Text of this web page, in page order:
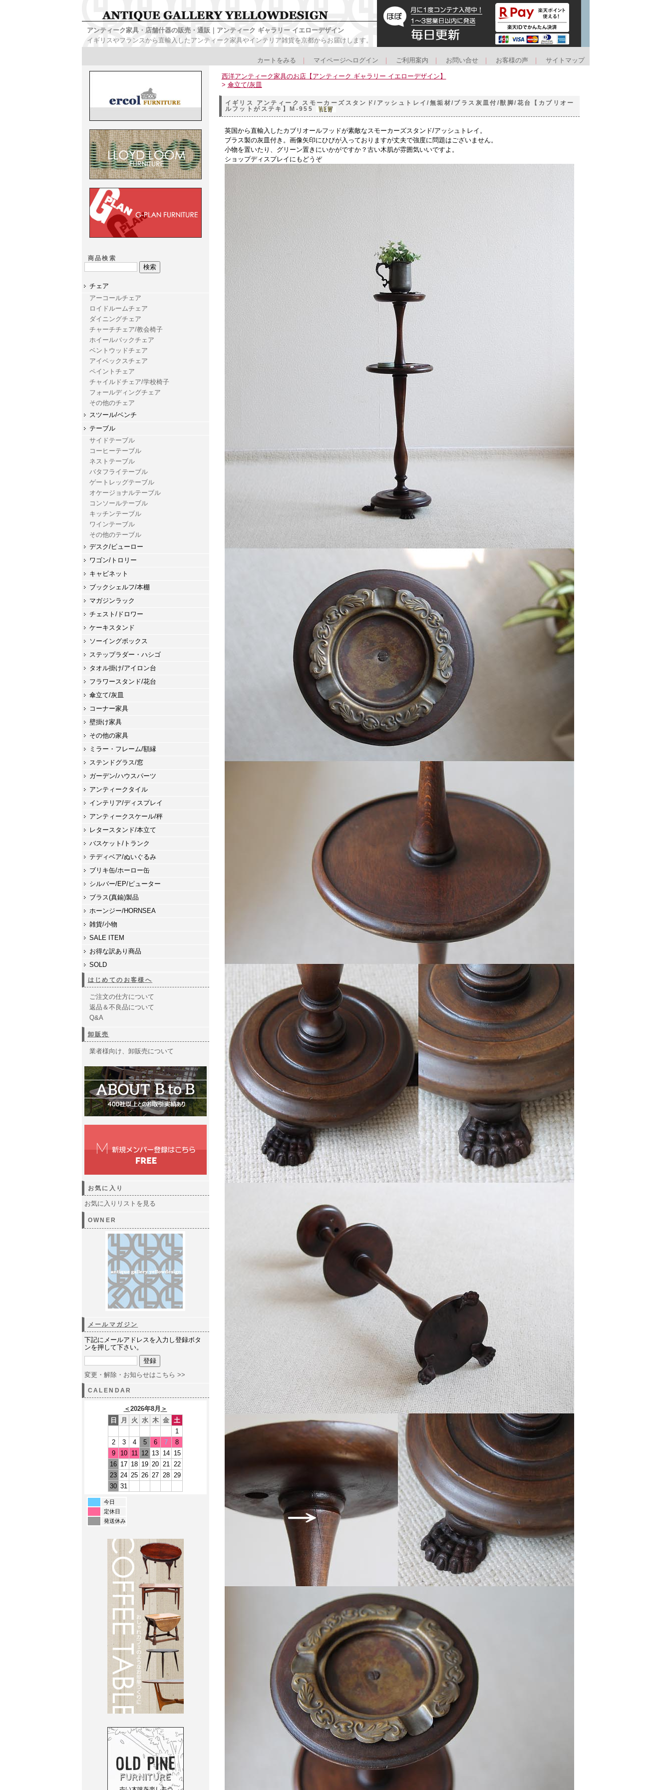
アンティーク家具・店舗什器の販売・通販｜アンティーク ギャラリー イエローデザイン
イギリスやフランスから直輸入したアンティーク家具やインテリア雑貨を京都からお届けします。
カートをみる マイページへログイン ご利用案内 お問い合せ お客様の声 サイトマップ
商品検索
チェア
アーコールチェア
ロイドルームチェア
ダイニングチェア
チャーチチェア/教会椅子
ホイールバックチェア
ベントウッドチェア
アイベックスチェア
ペイントチェア
チャイルドチェア/学校椅子
フォールディングチェア
その他のチェア
スツール/ベンチ
テーブル
サイドテーブル
コーヒーテーブル
ネストテーブル
バタフライテーブル
ゲートレッグテーブル
オケージョナルテーブル
コンソールテーブル
キッチンテーブル
ワインテーブル
その他のテーブル
デスク/ビューロー
ワゴン/トロリー
キャビネット
ブックシェルフ/本棚
マガジンラック
チェスト/ドロワー
ケーキスタンド
ソーイングボックス
ステップラダー・ハシゴ
タオル掛け/アイロン台
フラワースタンド/花台
傘立て/灰皿
コーナー家具
壁掛け家具
その他の家具
ミラー・フレーム/額縁
ステンドグラス/窓
ガーデン/ハウスパーツ
アンティークタイル
インテリア/ディスプレイ
アンティークスケール/秤
レタースタンド/本立て
バスケット/トランク
テディベア/ぬいぐるみ
ブリキ缶/ホーロー缶
シルバー/EP/ピューター
ブラス(真鍮)製品
ホーンジー/HORNSEA
雑貨/小物
SALE ITEM
お得な訳あり商品
SOLD
はじめてのお客様へ
ご注文の仕方について
返品＆不良品について
Q&A
卸販売
業者様向け、卸販売について
お気に入り
お気に入りリストを見る
OWNER
メールマガジン
下記にメールアドレスを入力し登録ボタ
ンを押して下さい。
変更・解除・お知らせはこちら >>
CALENDAR
＜2026年8月 ＞
日
月 火 水 木 金 土
1
2
3 4 5 6 7
8
9
10 11 12 13 14
15
16 17 18 19 20 21 22
23 24 25 26 27 28 29
30 31
今日
定休日
発送休み
西洋アンティーク家具のお店【アンティーク ギャラリー イエローデザイン】
> 傘立て/灰皿
イギリス アンティーク スモーカーズスタンド/アッシュトレイ/無垢材/ブラス灰皿付/獣脚/花台【カブリオー
ルフットがステキ】M-955
英国から直輸入したカブリオールフッドが素敵なスモーカーズスタンド/アッシュトレイ。
ブラス製の灰皿付き。画像矢印にひびが入っておりますが丈夫で強度に問題はございません。
小物を置いたり、グリーン置きにいかがですか？古い木肌が雰囲気いいですよ。
ショップディスプレイにもどうぞ